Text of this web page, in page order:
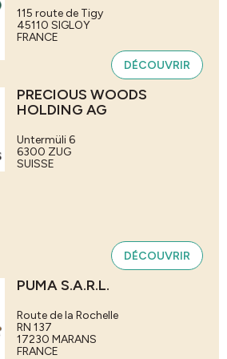
115 route de Tigy
45110 SIGLOY
FRANCE
DÉCOUVRIR
PRECIOUS WOODS
HOLDING AG
Untermüli 6
6300 ZUG
SUISSE
DÉCOUVRIR
PUMA S.A.R.L.
Route de la Rochelle
RN 137
17230 MARANS
FRANCE